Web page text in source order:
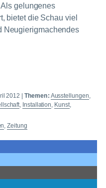
gelungenes
bietet die Schau viel
Neugierigmachendes
2012 Themen: Ausstellungen,
, Installation, Kunst,
,Zeitung